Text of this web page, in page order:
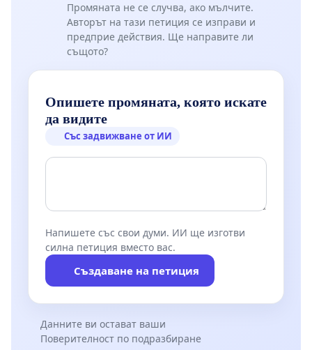
Промяната не се случва, ако мълчите.
Авторът на тази петиция се изправи и
предприе действия. Ще направите ли
същото?
Опишете промяната, която искате
да видите
Със задвижване от ИИ
Напишете със свои думи. ИИ ще изготви
силна петиция вместо вас.
Създаване на петиция
Данните ви остават ваши
Поверителност по подразбиране